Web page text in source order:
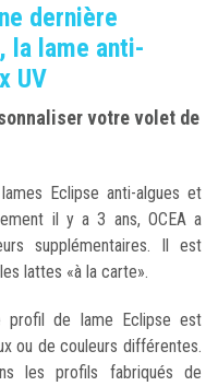
dernière
la lame anti-
UV
votre volet de
Eclipse anti-algues et
il y a 3 ans, OCEA a
supplémentaires. Il est
lattes «à la carte».
profil de lame Eclipse est
ou de couleurs différentes.
les profils fabriqués de